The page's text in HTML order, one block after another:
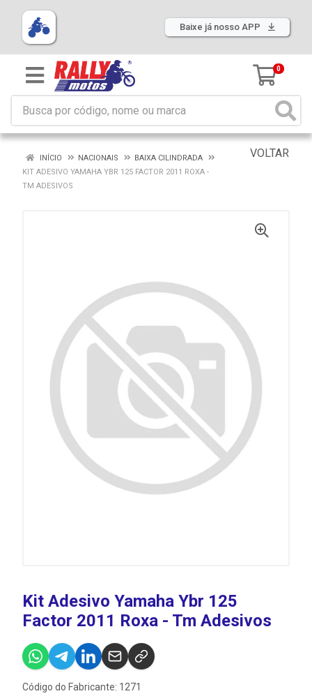
Baixe já nosso APP
0
VOLTAR
INÍCIO NACIONAIS
BAIXA CILINDRADA
KIT ADESIVO YAMAHA YBR 125 FACTOR 2011 ROXA -
TM ADESIVOS
Kit Adesivo Yamaha Ybr 125
Factor 2011 Roxa - Tm Adesivos
Código do Fabricante: 1271